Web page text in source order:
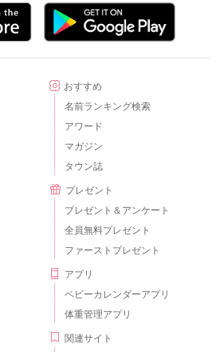
おすすめ
名前ランキング検索
アワード
マガジン
タウン誌
プレゼント
プレゼント＆アンケート
全員無料プレゼント
ファーストプレゼント
アプリ
ベビーカレンダーアプリ
体重管理アプリ
関連サイト